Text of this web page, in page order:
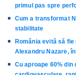
primul pas spre
Cum a transformat
stabilitate
România evită să
Alexandru Nazare,
Cu aproape 60% din